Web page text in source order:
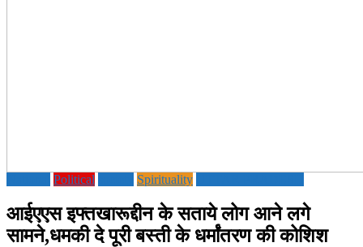
Political Spirituality
आईएएस इफ्तखारूद्दीन के सताये लोग आने लगे
सामने,धमकी दे पूरी बस्ती के धर्मांतरण की कोशिश